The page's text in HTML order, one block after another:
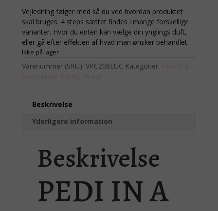
Vejledning følger med så du ved hvordan produktet
skal bruges. 4 steps sættet findes i mange forskellige
varianter. Hvor du enten kan vælge din ynglings duft,
eller gå efter effekten af hvad man ønsker behandlet.
Ikke på lager
Varenummer (SKU): VPC208EUC Kategorier:
,
Beskrivelse
Yderligere information
Beskrivelse
PEDI IN A